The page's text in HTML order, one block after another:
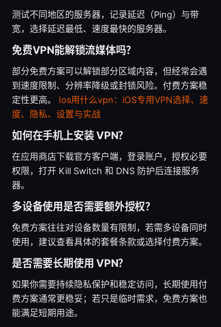
测试不同地区的服务器，记录延迟（Ping）与带
宽，选择延迟最低、速度最快的服务器。
免费VPN能解锁流媒体吗？
部分免费方案可以解锁部分区域内容，但经常会遇
到速度限制、分辨率降级或封锁风险。付费方案稳
定性更高。 Ios用什么vpn：iOS专用VPN选择、速
度、隐私、设置与实战
如何在手机上安装 VPN？
在应用商店下载官方客户端，登录账户，授权必要
权限，打开 Kill Switch 和 DNS 防护后连接服务
器。
多设备使用是否需要额外授权？
免费方案往往对设备数量有限制，若需多设备同时
使用，建议查看具体的套餐条款或选择付费方案。
是否需要长期使用 VPN？
如果你需要持续隐私保护和稳定访问，长期使用付
费方案通常更稳妥；若只是临时需求，免费方案也
能满足短期用途。